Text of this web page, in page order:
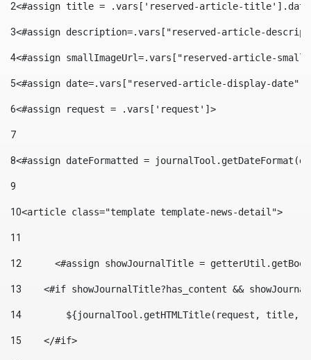
2<#assign title = .vars['reserved-article-
3<#assign description=.vars["reserved-article-
4<#assign smallImageUrl=.vars["reserved-article-
5<#assign date=.vars["reserved-article-display-
6<#assign request = .vars['request']>
7
8<#assign dateFormatted =
9
10<article class="template template-news-detail">
11
12
<#assign showJournalTitle =
13
<#if showJournalTitle?has_content &&
14
${journalTool.getHTMLTitle(request,
15
    </#if>